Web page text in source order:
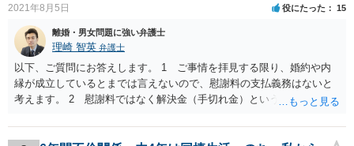
2021年8月5日 役にたった 15
離婚・男女問題に強い弁護士
理崎 智英 弁護士
以下、ご質問にお答えします。 1 ご事情を拝見する限り、婚約や内
縁が成立しているとまでは言えないので、慰謝料の支払義務はないと
考えます。 2 慰謝料ではなく解決金（手切れ金）という名目で数十
うに合意書を取り交わす必要はあると思います。 4 合意書を取り交